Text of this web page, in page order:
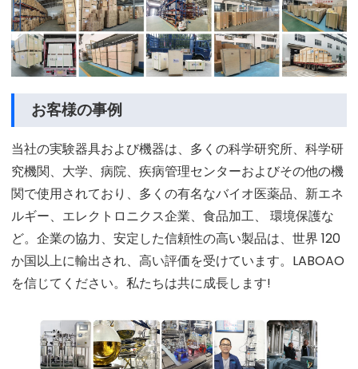
お客様の事例
当社の実験器具および機器は、多くの科学研究所、科学研
究機関、大学、病院、疾病管理センターおよびその他の機
関で使用されており、多くの有名なバイオ医薬品、新エネ
ルギー、エレクトロニクス企業、食品加工、 環境保護な
ど。企業の協力、安定した信頼性の高い製品は、世界 120
か国以上に輸出され、高い評価を受けています。LABOAO
を信じてください。私たちは共に成長します!